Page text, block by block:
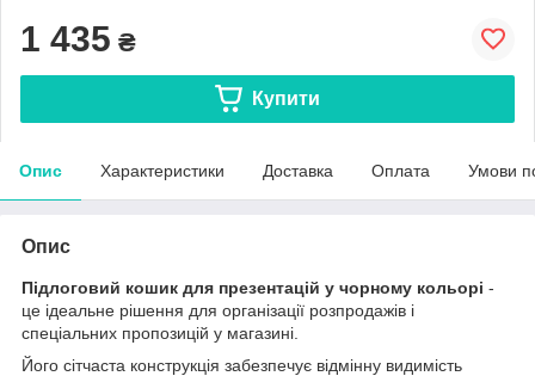
1 435 ₴
Купити
Опис Характеристики Доставка Оплата Умови
Опис
Підлоговий кошик для презентацій у чорному кольорі -
це ідеальне рішення для організації розпродажів і
спеціальних пропозицій у магазині.
Його сітчаста конструкція забезпечує відмінну видимість